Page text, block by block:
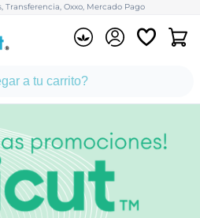
Transferencia, Oxxo, Mercado Pago